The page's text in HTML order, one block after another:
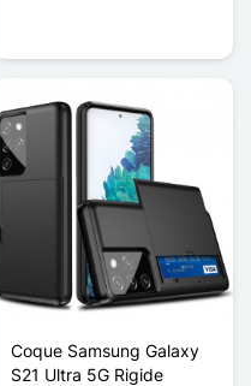
Coque Samsung Galaxy
S21 Ultra 5G Rigide